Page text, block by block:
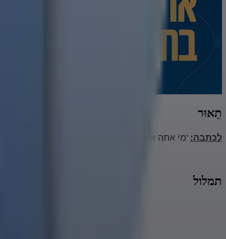
תֵאוּר
לכתבה: 'מי אתה אביתר מלאכי? קווים לדמותו של
תמלול